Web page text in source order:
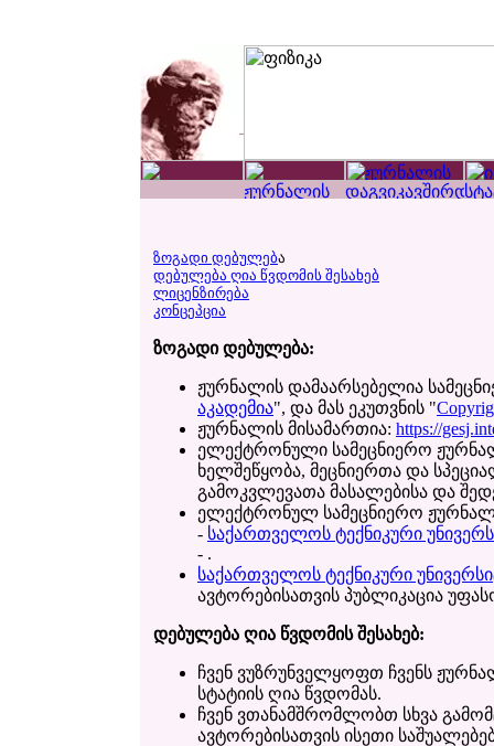
ზოგადი დებულება
დებულება ღია წვდომის შესახებ
ლიცენზირება
კონცეპცია
ზოგადი დებულება:
ჟურნალის დამაარსებელია
აკადემია", და მას ეკუთვნის "
ჟურნალის მისამართია: https://
ელექტრონული სამეცნიერო
ხელშეწყობა, მეცნიერთა და
გამოკვლევათა მასალებისა და
ელექტრონულ სამეცნიერო
- საქართველოს ტექნიკური
- .
საქართველოს ტექნიკური
ავტორებისათვის პუბლიკაცია
დებულება ღია წვდომის შესახებ:
ჩვენ ვუზრუნველყოფთ ჩვენს
სტატიის ღია წვდომას.
ჩვენ ვთანამშრომლობთ სხვა
ავტორებისათვის ისეთი